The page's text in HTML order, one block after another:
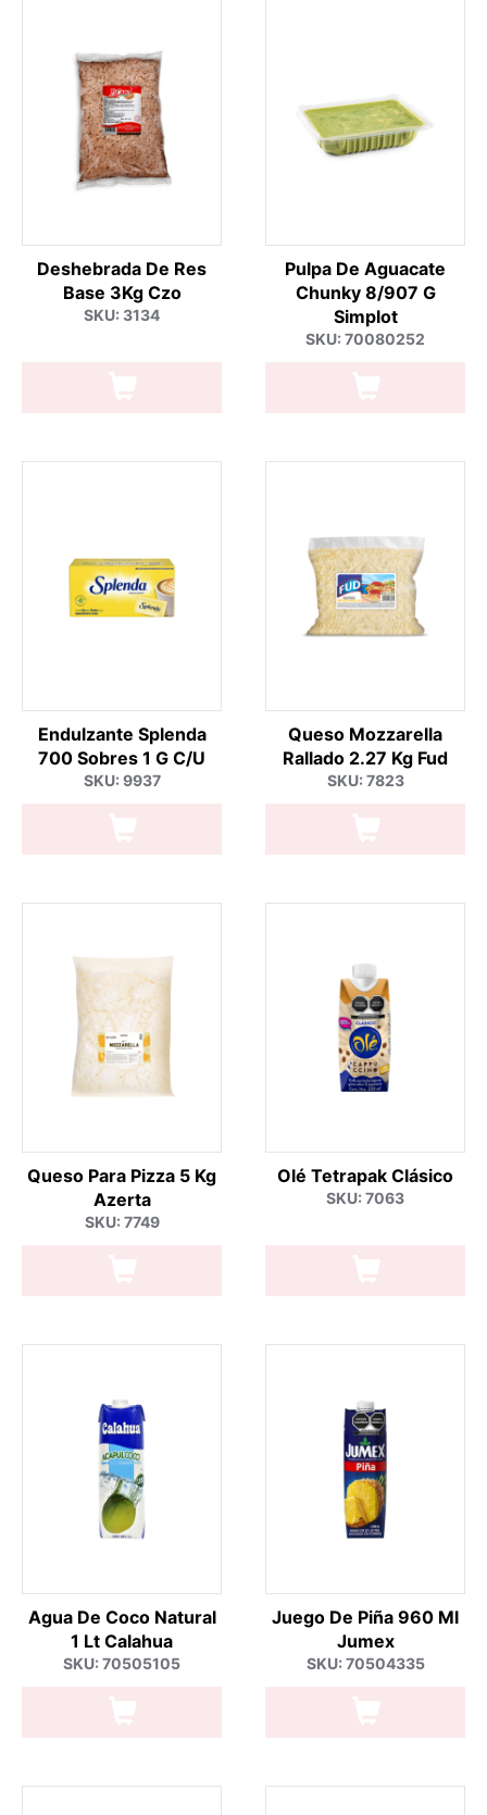
Deshebrada De Res
Base 3Kg Czo
SKU: 3134
Pulpa De Aguacate
Chunky 8/907 G
Simplot
SKU: 70080252
Endulzante Splenda
700 Sobres 1 G C/U
SKU: 9937
Queso Mozzarella
Rallado 2.27 Kg Fud
SKU: 7823
Queso Para Pizza 5 Kg
Azerta
SKU: 7749
Olé Tetrapak Clásico
SKU: 7063
Agua De Coco Natural
1 Lt Calahua
SKU: 70505105
Juego De Piña 960 Ml
Jumex
SKU: 70504335